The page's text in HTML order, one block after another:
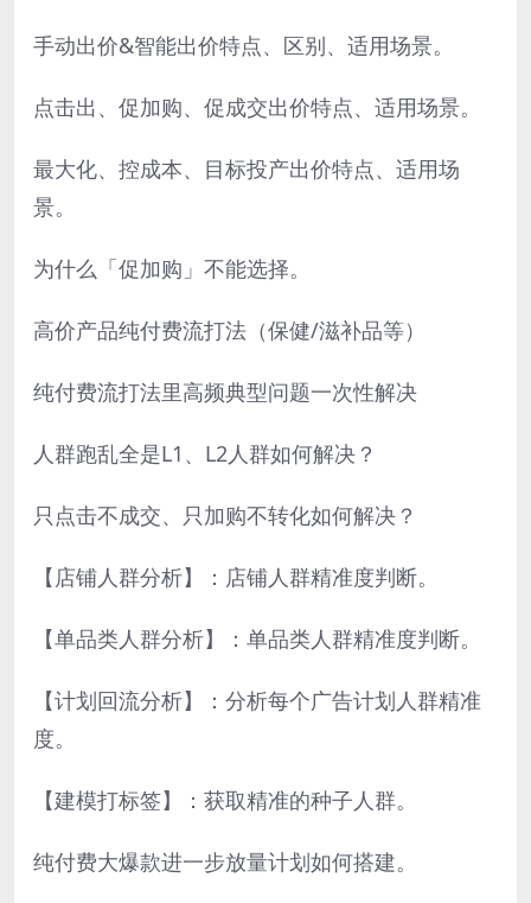
手动出价&智能出价特点、区别、适用场景。
点击出、促加购、促成交出价特点、适用场景。
最大化、控成本、目标投产出价特点、适用场
景。
为什么「促加购」不能选择。
高价产品纯付费流打法（保健/滋补品等）
纯付费流打法里高频典型问题一次性解决
人群跑乱全是L1、L2人群如何解决？
只点击不成交、只加购不转化如何解决？
【店铺人群分析】：店铺人群精准度判断。
【单品类人群分析】：单品类人群精准度判断。
【计划回流分析】：分析每个广告计划人群精准
度。
【建模打标签】：获取精准的种子人群。
纯付费大爆款进一步放量计划如何搭建。